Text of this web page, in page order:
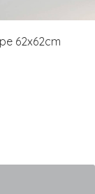
62x62cm